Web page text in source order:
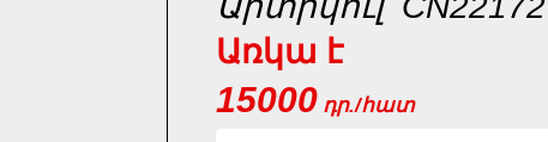
Առկա է
15000 դր./հատ